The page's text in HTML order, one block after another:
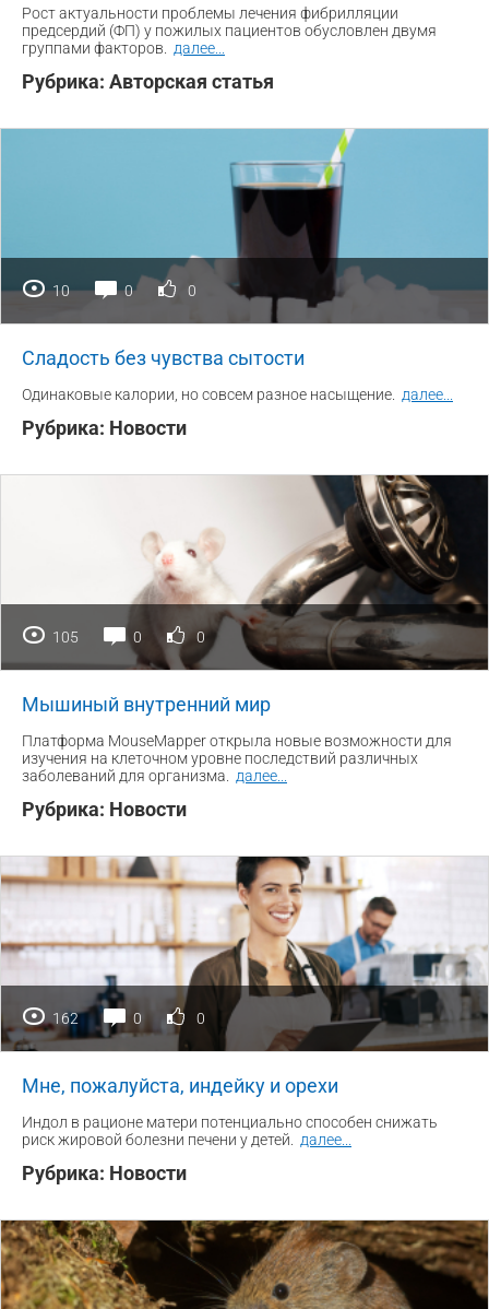
Рост актуальности проблемы лечения фибрилляции
предсердий (ФП) у пожилых пациентов обусловлен двумя
группами факторов.
далее
Рубрика: Авторская статья
10 0 0
Сладость без чувства сытости
Одинаковые калории, но совсем разное насыщение. далее
Рубрика: Новости
105 0 0
Мышиный внутренний мир
Платформа MouseMapper открыла новые возможности для
изучения на клеточном уровне последствий различных
заболеваний для организма.
далее
Рубрика: Новости
162 0 0
Мне, пожалуйста, индейку и орехи
Индол в рационе матери потенциально способен снижать
риск жировой болезни печени у детей.
далее
Рубрика: Новости